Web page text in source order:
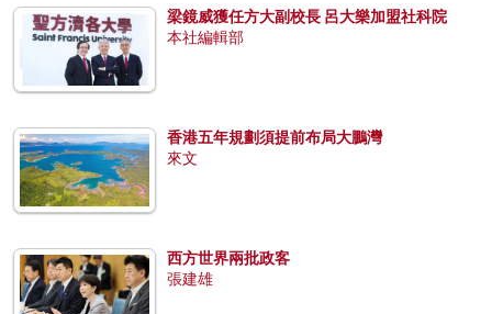
梁鏡威獲任方大副校長 呂大樂加盟社科院
本社編輯部
香港五年規劃須提前布局大鵬灣
來文
西方世界兩批政客
張建雄